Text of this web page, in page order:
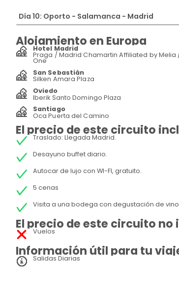
Día 10: Oporto - Salamanca - Madrid
Alojamiento en Europa
Hotel Madrid
Praga / Madrid Chamartin Affiliated by Melia
One
San Sebastián
Silken Amara Plaza
Oviedo
Iberik Santo Domingo Plaza
Santiago
Oca Puerta del Camino
El precio de este circuito
Traslado: Llegada Madrid.
Desayuno buffet diario.
Autocar de lujo con WI-FI, gratuito.
5 cenas
Visita a una bodega con degustación de vino
El precio de este circuito no
Vuelos
Información útil para tu
Salidas Diarias